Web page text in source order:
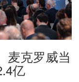
克罗威当
亿